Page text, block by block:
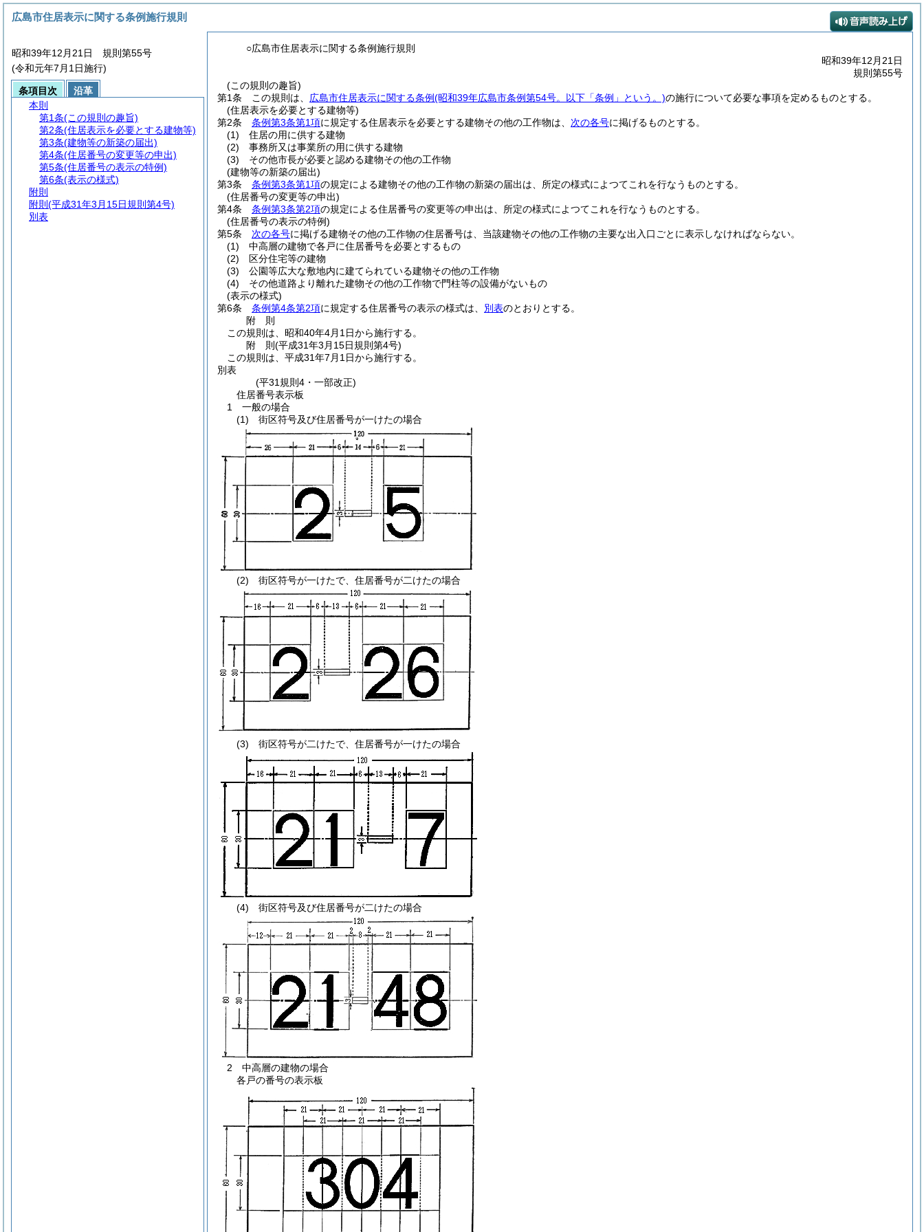
○広島市住居表示に関する条例施行規則
昭和39年12月21日
規則第55号
(この規則の趣旨)
第1条
この規則は、 広島市住居表示に関する条例(昭和39年広島市条例第54号。以下「条例」という。)の施行について必要な事項を定めるものとする。
(住居表示を必要とする建物等)
第2条
条例第3条第1項に規定する住居表示を必要とする建物その他の工作物は、 次の各号に掲げるものとする。
(1)
住居の用に供する建物
(2)
事務所又は事業所の用に供する建物
(3)
その他市長が必要と認める建物その他の工作物
(建物等の新築の届出)
第3条
条例第3条第1項の規定による建物その他の工作物の新築の届出は、所定の様式によつてこれを行なうものとする。
(住居番号の変更等の申出)
第4条
条例第3条第2項の規定による住居番号の変更等の申出は、所定の様式によつてこれを行なうものとする。
(住居番号の表示の特例)
第5条
次の各号に掲げる建物その他の工作物の住居番号は、当該建物その他の工作物の主要な出入口ごとに表示しなければならない。
(1)
中高層の建物で各戸に住居番号を必要とするもの
(2)
区分住宅等の建物
(3)
公園等広大な敷地内に建てられている建物その他の工作物
(4)
その他道路より離れた建物その他の工作物で門柱等の設備がないもの
(表示の様式)
第6条
条例第4条第2項に規定する住居番号の表示の様式は、 別表のとおりとする。
附 則
この規則は、昭和40年4月1日から施行する。
附 則(平成31年3月15日規則第4号)
この規則は、平成31年7月1日から施行する。
別表
(平31規則4・一部改正)
住居番号表示板
1 一般の場合
(1) 街区符号及び住居番号が一けたの場合
(2) 街区符号が一けたで、住居番号が二けたの場合
(3) 街区符号が二けたで、住居番号が一けたの場合
(4) 街区符号及び住居番号が二けたの場合
2 中高層の建物の場合
各戸の番号の表示板
広島市住居表示に関する条例施行規則
昭和39年12月21日 規則第55号
(令和元年7月1日施行)
条項目次
沿革
本則
第1条(この規則の趣旨)
第2条(住居表示を必要とする建物等)
第3条(建物等の新築の届出)
第4条(住居番号の変更等の申出)
第5条(住居番号の表示の特例)
第6条(表示の様式)
附則
附則 (平成31年3月15日規則第4号)
別表